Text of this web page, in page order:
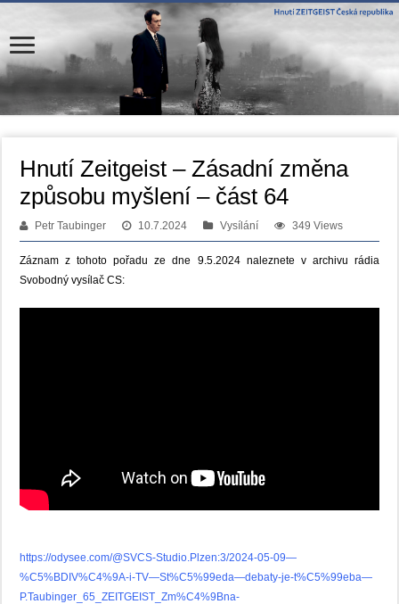
Hnutí Zeitgeist – Zásadní změna
způsobu myšlení – část 64
Petr Taubinger 10.7.2024 Vysílání 349 Views
Záznam z tohoto pořadu ze dne 9.5.2024 naleznete v archivu rádia
Svobodný vysílač CS:
https://odysee.com/@SVCS-Studio.Plzen:3/2024-05-09—
%C5%BDIV%C4%9A-i-TV—St%C5%99eda—debaty-je-t%C5%99eba—
P.Taubinger_65_ZEITGEIST_Zm%C4%9Bna-